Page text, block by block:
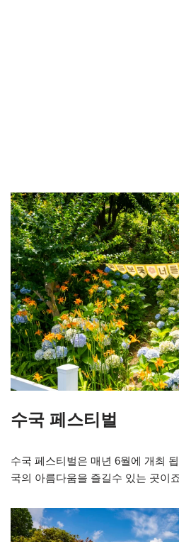
수국 페스티벌
수국 페스티벌은 매년 6월에 개최
국의 아름다움을 즐길수 있는 곳이